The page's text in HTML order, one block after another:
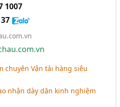
1007
chuyên Vận tải hàng siêu
nhận dày dặn kinh nghiệm